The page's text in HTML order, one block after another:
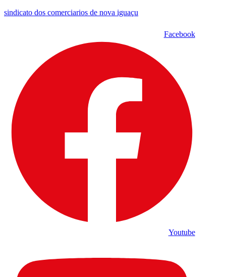
sindicato dos comerciarios de nova iguaçu
Facebook
Youtube